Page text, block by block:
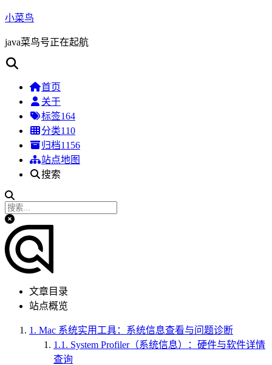
小菜鸟
java菜鸟号正在起航
首页
关于
标签164
分类110
归档1156
站点地图
搜索
文章目录
站点概览
1. Mac 系统实用工具：系统信息查看与问题诊断
1.1. System Profiler（系统信息）：硬件与软件详情
查询